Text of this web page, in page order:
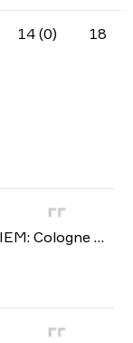
14 (0) 18
IEM: Cologne Major 2026